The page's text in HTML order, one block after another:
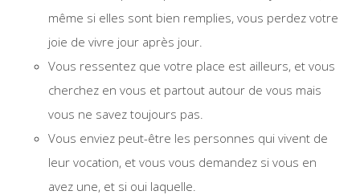
même si elles sont bien remplies, vous perdez votre
joie de vivre jour après jour.
Vous ressentez que votre place est ailleurs, et vous
cherchez en vous et partout autour de vous mais
vous ne savez toujours pas.
Vous enviez peut-être les personnes qui vivent de
leur vocation, et vous vous demandez si vous en
avez une, et si oui laquelle.